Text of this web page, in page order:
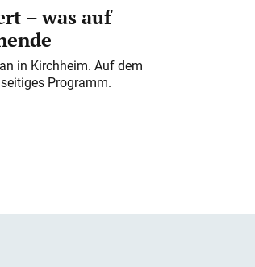
– was auf
in Kirchheim. Auf dem
Programm.